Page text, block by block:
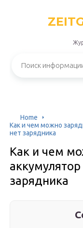
Home
Как и чем можно
нет зарядника
Как и чем
зарядника